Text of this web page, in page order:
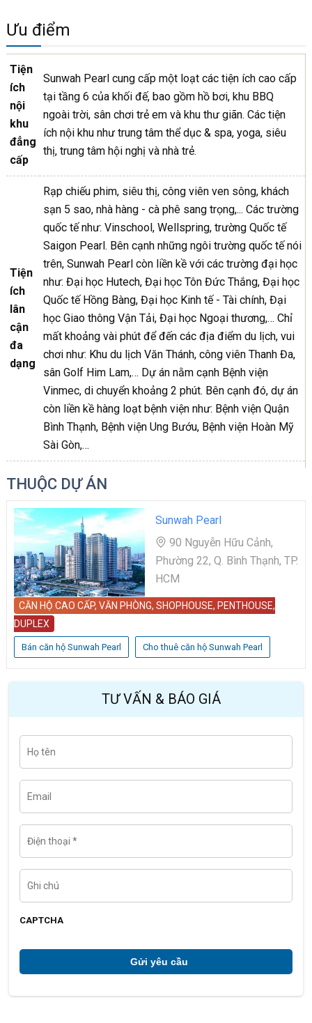
Ưu điểm
Tiện
ích
nội
khu
đẳng
cấp
Sunwah Pearl cung cấp một loạt các tiện ích cao cấp
tại tầng 6 của khối đế, bao gồm hồ bơi, khu BBQ
ngoài trời, sân chơi trẻ em và khu thư giãn. Các tiện
ích nội khu như trung tâm thể dục & spa, yoga, siêu
thị, trung tâm hội nghị và nhà trẻ.
Tiện
ích
lân
cận
đa
dạng
Rạp chiếu phim, siêu thị, công viên ven sông, khách
sạn 5 sao, nhà hàng - cà phê sang trọng,... Các trường
quốc tế như: Vinschool, Wellspring, trường Quốc tế
Saigon Pearl. Bên cạnh những ngôi trường quốc tế nói
trên, Sunwah Pearl còn liền kề với các trường đại học
như: Đại học Hutech, Đại học Tôn Đức Thắng, Đại học
Quốc tế Hồng Bàng, Đại học Kinh tế - Tài chính, Đại
học Giao thông Vận Tải, Đại học Ngoại thương,… Chỉ
mất khoảng vài phút để đến các địa điểm du lịch, vui
chơi như: Khu du lịch Văn Thánh, công viên Thanh Đa,
sân Golf Him Lam,… Dự án nằm cạnh Bệnh viện
Vinmec, di chuyển khoảng 2 phút. Bên cạnh đó, dự án
còn liền kề hàng loạt bệnh viện như: Bệnh viện Quận
Bình Thạnh, Bệnh viện Ung Bướu, Bệnh viện Hoàn Mỹ
Sài Gòn,…
THUỘC DỰ ÁN
Sunwah Pearl
90 Nguyễn Hữu Cảnh,
Phường 22, Q. Bình Thạnh, TP.
HCM
CĂN HỘ CAO CẤP, VĂN PHÒNG, SHOPHOUSE, PENTHOUSE,
DUPLEX
Bán căn hộ Sunwah Pearl Cho thuê căn hộ Sunwah Pearl
TƯ VẤN & BÁO GIÁ
H
n
E
lĐ
t
i
G
h
CAPTCHA